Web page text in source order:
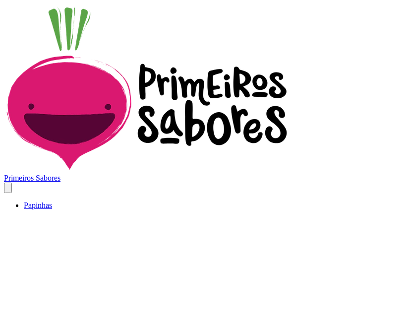
Primeiros Sabores
Papinhas